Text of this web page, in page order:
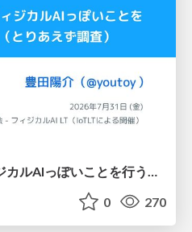
0 270